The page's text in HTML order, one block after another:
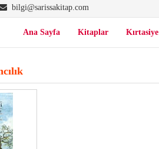
bilgi@sarissakitap.com
Ana Sayfa Kitaplar Kırtasiye